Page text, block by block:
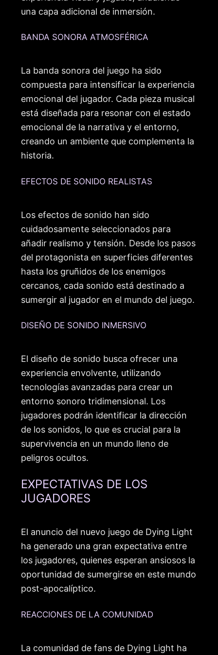
una capa adicional de inmersión.
BANDA SONORA ATMOSFÉRICA
La banda sonora del juego ha sido
compuesta para intensificar la experiencia
emocional del jugador. Cada pieza musical
está diseñada para resonar con el estado
emocional de la narrativa y el entorno,
creando un ambiente que complementa la
historia.
EFECTOS DE SONIDO REALISTAS
Los efectos de sonido han sido
cuidadosamente seleccionados para
añadir realismo y tensión. Desde los pasos
del protagonista en superficies diferentes
hasta los gruñidos de los enemigos
cercanos, cada sonido está destinado a
sumergir al jugador en el mundo del juego.
DISEÑO DE SONIDO INMERSIVO
El diseño de sonido busca ofrecer una
experiencia envolvente, utilizando
tecnologías avanzadas para crear un
entorno sonoro tridimensional. Los
jugadores podrán identificar la dirección
de los sonidos, lo que es crucial para la
supervivencia en un mundo lleno de
peligros ocultos.
EXPECTATIVAS DE LOS
JUGADORES
El anuncio del nuevo juego de Dying Light
ha generado una gran expectativa entre
los jugadores, quienes esperan ansiosos la
oportunidad de sumergirse en este mundo
post-apocalíptico.
REACCIONES DE LA COMUNIDAD
La comunidad de fans de Dying Light ha